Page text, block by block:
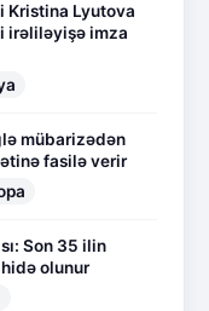
Kristina Lyutova
irəliləyişə imza
mübarizədən
fasilə verir
Son 35 ilin
olunur